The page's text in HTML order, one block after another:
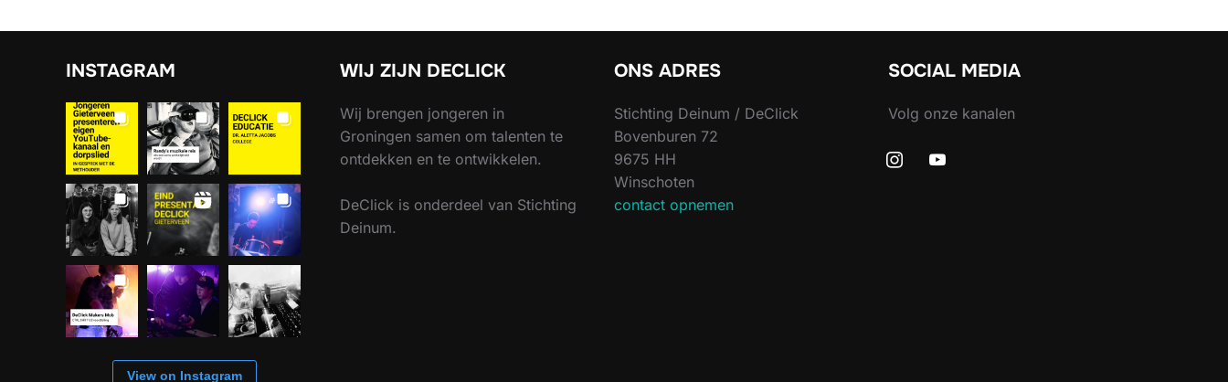
INSTAGRAM
View on Instagram
WIJ ZIJN DECLICK
Wij brengen jongeren in
Groningen samen om talenten te
ontdekken en te ontwikkelen.
DeClick is onderdeel van Stichting
Deinum.
ONS ADRES
Stichting Deinum / DeClick
Bovenburen 72
9675 HH
Winschoten
contact opnemen
SOCIAL MEDIA
Volg onze kanalen
instagramyoutube